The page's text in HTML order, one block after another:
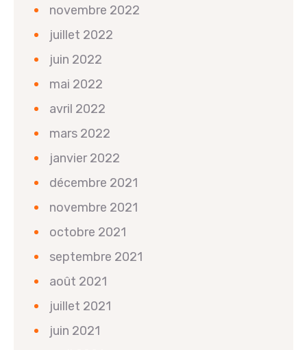
novembre 2022
juillet 2022
juin 2022
mai 2022
avril 2022
mars 2022
janvier 2022
décembre 2021
novembre 2021
octobre 2021
septembre 2021
août 2021
juillet 2021
juin 2021